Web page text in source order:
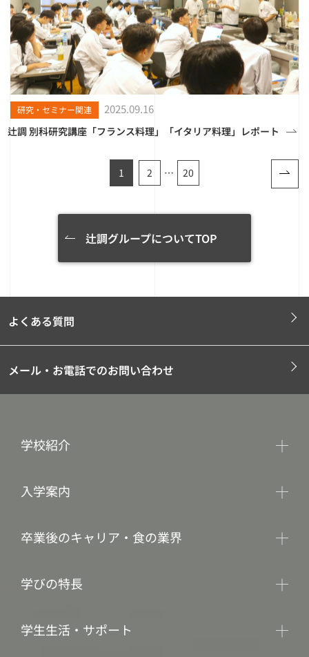
研究・セミナー関連 2025.09.16
辻調 別科研究講座「フランス料理」「イタリア料理」レポート
1 2 … 20
辻調グループについてTOP
よくある質問
メール・お電話でのお問い合わせ
学校紹介
入学案内
卒業後のキャリア・食の業界
学びの特長
学生生活・サポート